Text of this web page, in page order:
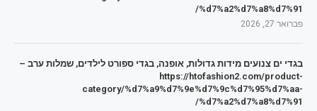
%d7%a2%d7%a8%d7%91/
פברואר 27, 2026
בגדי ים צנועים מידות גדולות, אופנה, בגדי ספורט לילדים, שמלות ערב –
https://htofashion2.com/product-
category/%d7%a9%d7%9e%d7%9c%d7%95%d7%aa-
%d7%a2%d7%a8%d7%91/